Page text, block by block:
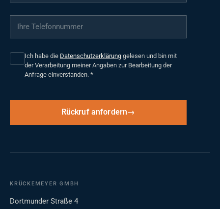
Ihre Telefonnummer
Ich habe die Datenschutzerklärung gelesen und bin mit
der Verarbeitung meiner Angaben zur Bearbeitung der
Anfrage einverstanden. *
Rückruf anfordern
KRÜCKEMEYER GMBH
Dortmunder Straße 4